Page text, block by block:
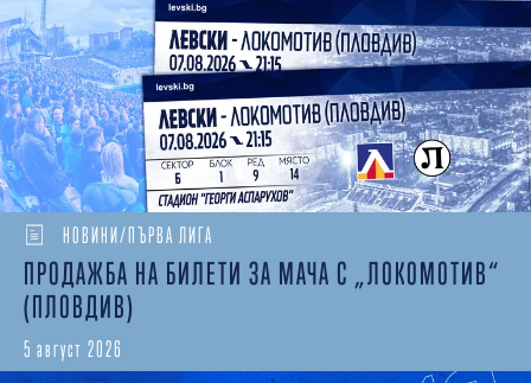
НОВИНИ/ПЪРВА ЛИГА
ПРОДАЖБА НА БИЛЕТИ ЗА МАЧА С „ЛОКОМОТИВ“
(ПЛОВДИВ)
5 август 2026